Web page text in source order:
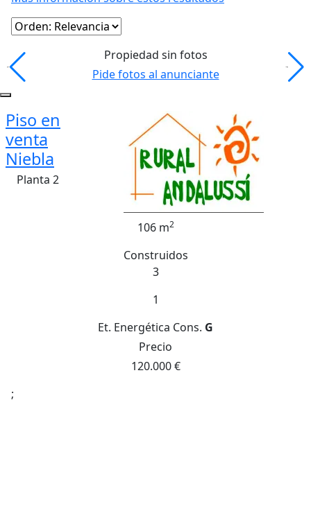
Propiedad sin fotos
Pide fotos al anunciante
Piso en
venta
Niebla
Planta 2
106 m2
Construidos
3
1
Et. Energética Cons. G
Precio
120.000 €
;